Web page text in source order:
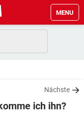
MENU
Nächste
ich ihn?